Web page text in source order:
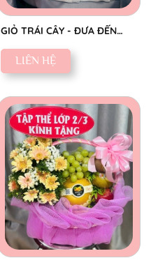
GIỎ TRÁI CÂY - ĐƯA ĐẾN
NIỀM VUI
LIÊN HỆ